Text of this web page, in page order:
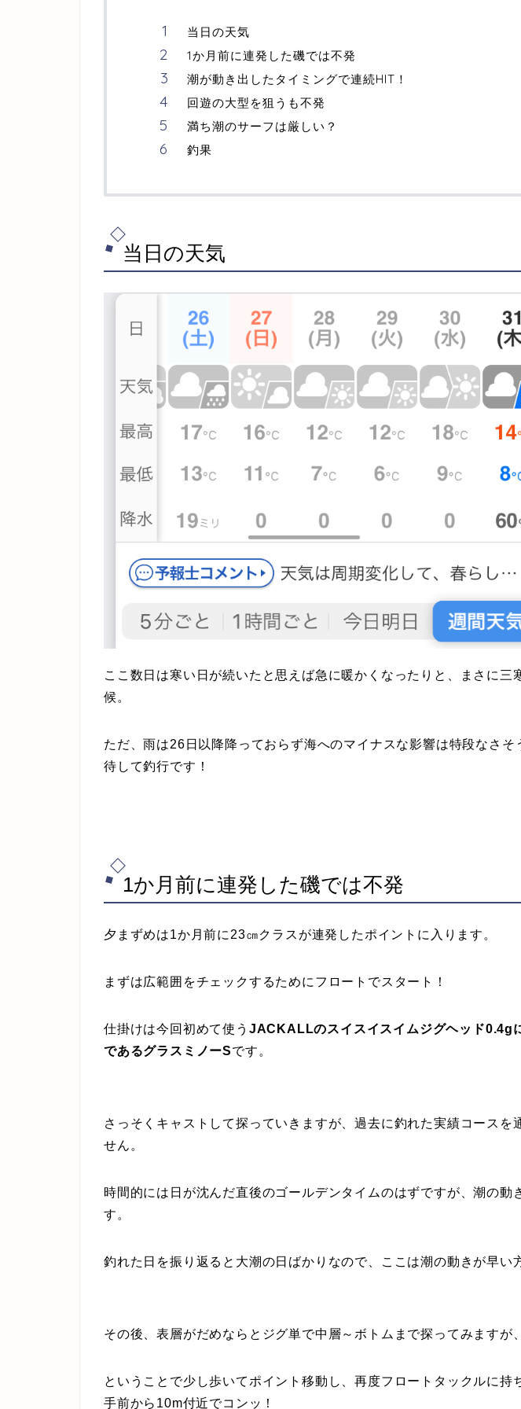
当日の天気
1か月前に連発した磯では不発
潮が動き出したタイミングで連続HIT！
回遊の大型を狙うも不発
満ち潮のサーフは厳しい？
釣果
当日の天気
ここ数日は寒い日が続いたと思えば急に暖かくなったりと、まさに三
候。
ただ、雨は26日以降降っておらず海へのマイナスな影響は特段なさそ
待して釣行です！
1か月前に連発した磯では不発
夕まずめは1か月前に23㎝クラスが連発したポイントに入ります。
まずは広範囲をチェックするためにフロートでスタート！
仕掛けは今回初めて使う JACKALLのスイスイスイムジグヘッド0.4g
であるグラスミノーSです。
さっそくキャストして探っていきますが、過去に釣れた実績コースを
せん。
時間的には日が沈んだ直後のゴールデンタイムのはずですが、潮の動
す。
釣れた日を振り返ると大潮の日ばかりなので、ここは潮の動きが早い
その後、表層がだめならとジグ単で中層～ボトムまで探ってみますが
ということで少し歩いてポイント移動し、再度フロートタックルに持
手前から10m付近でコンッ！